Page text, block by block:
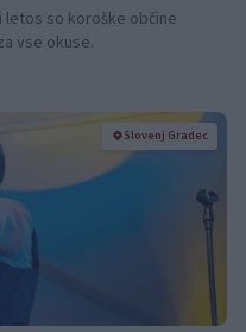
so koroške občine
vse okuse.
Slovenj Gradec